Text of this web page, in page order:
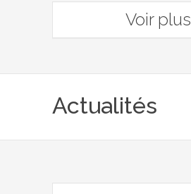
Voir plus
Actualités